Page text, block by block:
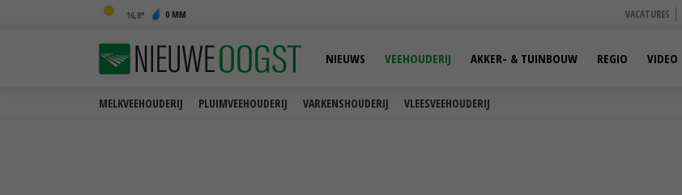
16,8 0 MM VACATURES
MELKVEEHOUDERIJ PLUIMVEEHOUDERIJ VARKENSHOUDERIJ VLEESVEEHOUDERIJ
NIEUWS VEEHOUDERIJ AKKER- & TUINBOUW REGIO VIDEO